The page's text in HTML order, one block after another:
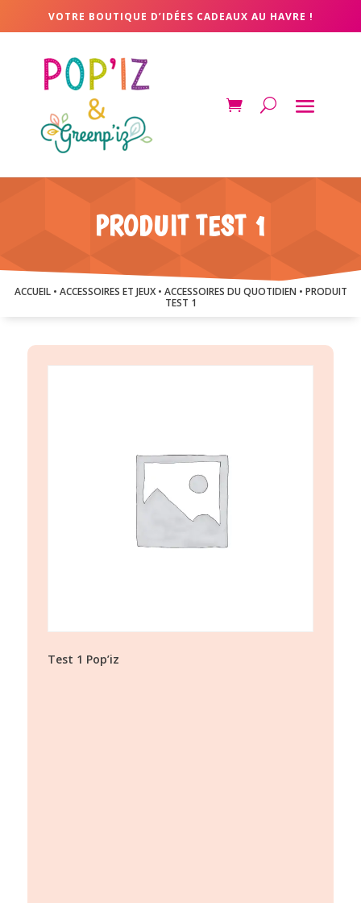
VOTRE BOUTIQUE D’IDÉES CADEAUX AU HAVRE !
PRODUIT TEST 1
ACCUEIL• ACCESSOIRES ET JEUX• ACCESSOIRES DU QUOTIDIEN • PRODUIT
TEST 1
Test 1 Pop’iz